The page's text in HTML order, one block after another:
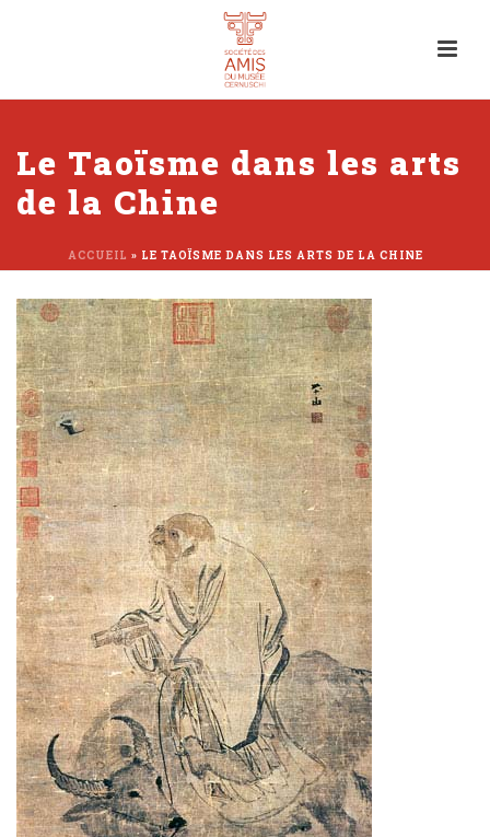
Le Taoïsme dans les arts
de la Chine
ACCUEIL » LE TAOÏSME DANS LES ARTS DE LA CHINE